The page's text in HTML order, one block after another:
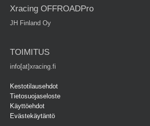
Xracing OFFROADPro
JH Finland Oy
TOIMITUS
info[at]xracing.fi
Kestotilausehdot
Tietosuojaseloste
Käyttöehdot
Evästekäytäntö